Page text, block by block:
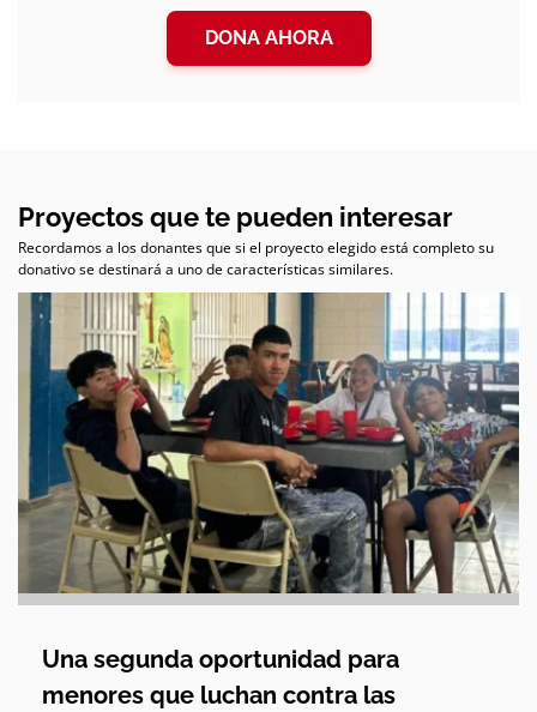
DONA AHORA
Proyectos que te pueden interesar
Recordamos a los donantes que si el proyecto elegido está completo su
donativo se destinará a uno de características similares.
Una segunda oportunidad para
menores que luchan contra las